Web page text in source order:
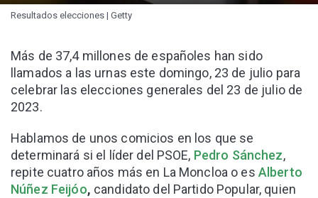
Resultados elecciones | Getty
Más de 37,4 millones de españoles han sido
llamados a las urnas este domingo, 23 de julio para
celebrar las elecciones generales del 23 de julio de
2023.
Hablamos de unos comicios en los que se
determinará si el líder del PSOE, Pedro Sánchez,
repite cuatro años más en La Moncloa o es Alberto
Núñez Feijóo, candidato del Partido Popular, quien